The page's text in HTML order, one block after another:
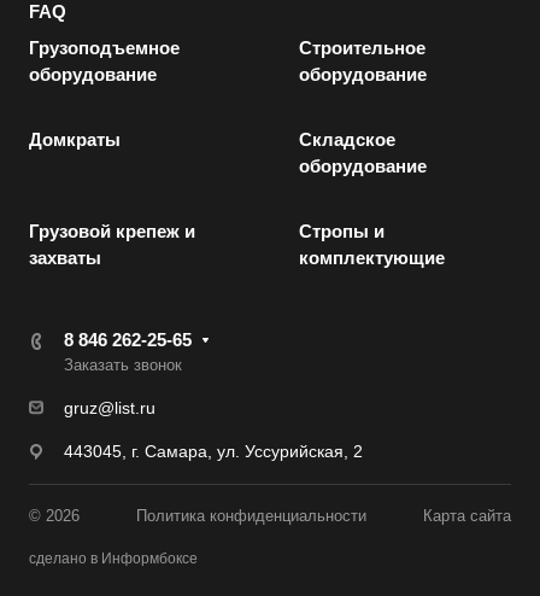
FAQ
Грузоподъемное
оборудование
Строительное
оборудование
Домкраты
Складское
оборудование
Грузовой крепеж и
захваты
Стропы и
комплектующие
8 846 262-25-65
Заказать звонок
gruz@list.ru
443045, г. Самара, ул. Уссурийская, 2
© 2026 Политика конфиденциальности Карта сайта
сделано в Информбоксе